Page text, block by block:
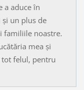
a aduce în
și un plus de
familiile noastre.
mea și
tot felul, pentru